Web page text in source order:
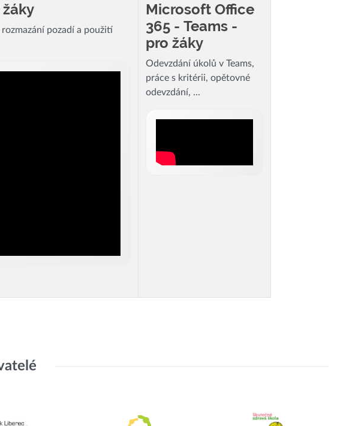
pozadí a použití
Microsoft Office
365 - Teams -
pro žáky
Odevzdání úkolů v Teams,
práce s kritérii, opětovné
odevzdání, ...